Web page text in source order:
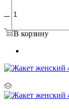
В корзину